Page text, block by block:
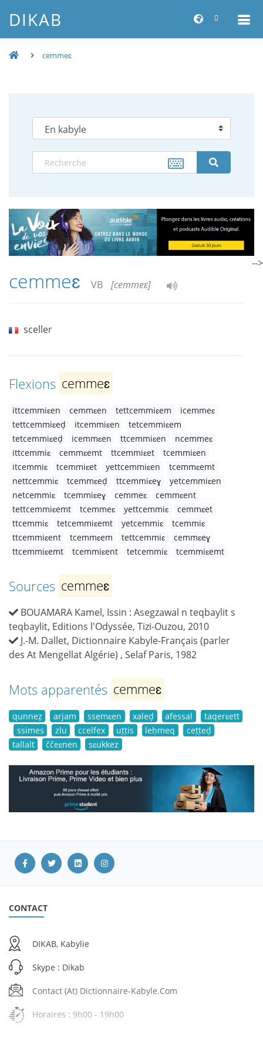
DIKAB
cemmeɛ
cemmeɛ VB [cemmeɛ]
sceller
Flexions cemmeɛ
ittcemmiɛen cemmɛen tettcemmiɛem
icemmeɛ
tettcemmiɛeḍ
itcemmiɛen
tetcemmiɛem
tetcemmiɛeḍ
icemmɛen ttcemmiɛen
ncemmeɛ
ittcemmiɛ
cemmɛemt ttcemmiɛet
tcemmiɛen
itcemmiɛ
tcemmiɛet yettcemmiɛen
tcemmɛemt
nettcemmiɛ
tcemmɛeḍ ttcemmiɛeɣ
yetcemmiɛen
netcemmiɛ
tcemmiɛeɣ cemmeɛ
cemmɛent
tettcemmiɛemt
tcemmeɛ yettcemmiɛ
cemmɛet
ttcemmiɛ
tetcemmiɛemt yetcemmiɛ
tcemmiɛ
ttcemmiɛent
tcemmɛem tettcemmiɛ
cemmɛeɣ
ttcemmiɛemt
tcemmiɛent tetcemmiɛ tcemmiɛemt
Sources cemmeɛ
BOUAMARA Kamel, Issin : Asegzawal n teqbaylit s
teqbaylit, Editions l'Odyssée, Tizi-Ouzou, 2010
J.-M. Dallet, Dictionnaire Kabyle-Français (parler
des At Mengellat Algérie) , Selaf Paris, 1982
Mots apparentés cemmeɛ
qunneẓ arjam ssemɛen xaleḍ afessal
taqerɛett
ssimes
zlu ccelfex uṭṭis leḥmeq
ceṭṭeḍ
tallalt
ččeɛnen sɛukkez
-->
CONTACT
DIKAB, Kabylie
Skype : Dikab
Contact (at) Dictionnaire-Kabyle.com
Horaires : 9h00 - 19h00